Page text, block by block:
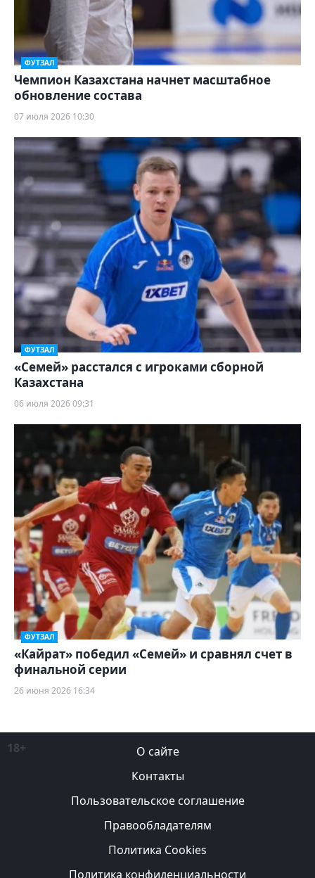
ФУТЗАЛ
Чемпион Казахстана начнет масштабное
обновление состава
07 июля 2026 10:30
ФУТЗАЛ
«Семей» расстался с игроками сборной
Казахстана
06 июля 2026 09:31
ФУТЗАЛ
«Кайрат» победил «Семей» и сравнял счет в
финальной серии
26 июня 2026 16:34
18+
О сайте
Контакты
Пользовательское соглашение
Правообладателям
Политика Cookies
Политика конфиденциальности